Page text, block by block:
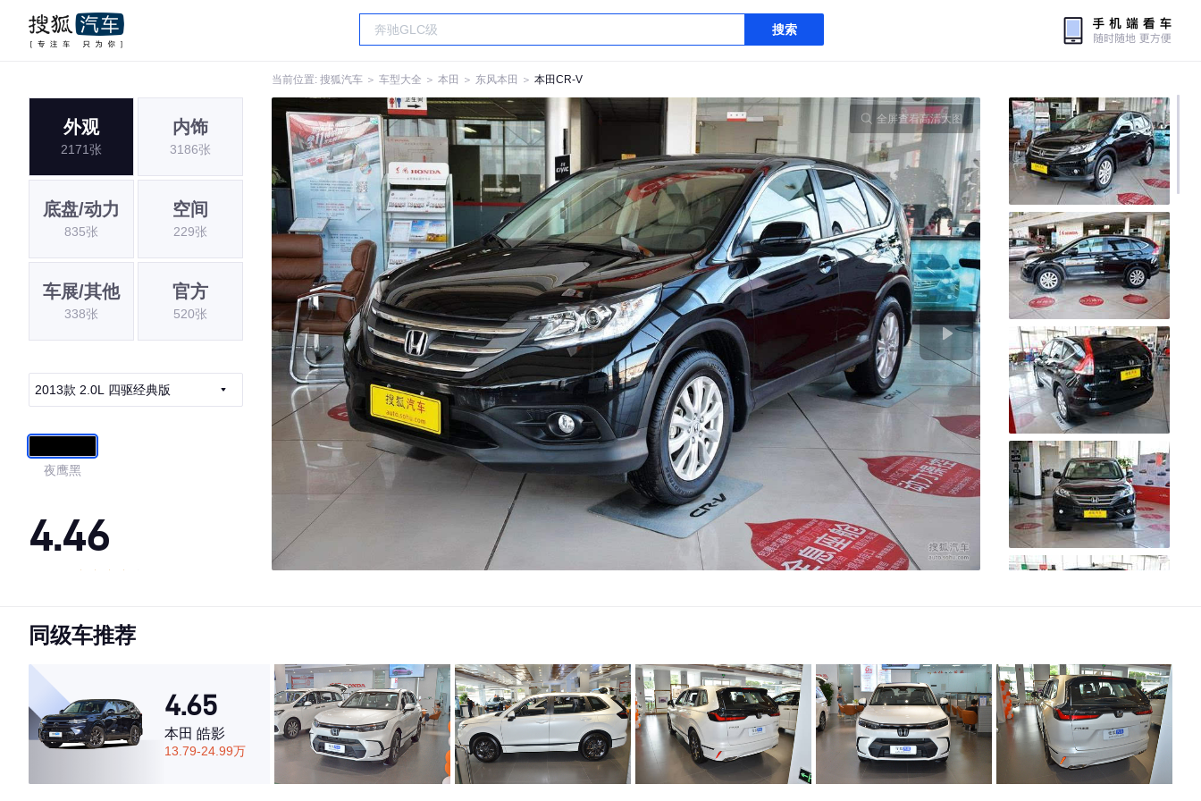
搜索
当前位置: 搜狐汽车 ＞ 车型大全 ＞ 本田 ＞ 东风本田 ＞ 本田CR-V
外观
2171张
内饰
3186张
底盘/动力
835张
空间
229张
车展/其他
338张
官方
520张
2013款 2.0L 四驱经典版
夜鹰黑
4.46
·内饰表现一般，低于93%同级车
·空间表现较为优秀，优于69%同级车
全屏查看高清大图
同级车推荐
4.65
本田 皓影
13.79-24.99万